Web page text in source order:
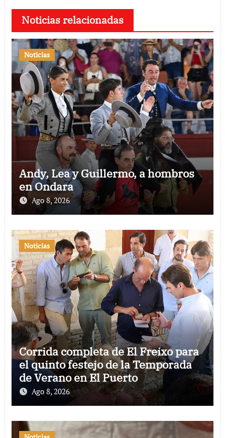
Noticias relacionadas
Noticias
Andy, Lea y Guillermo, a hombros
en Ondara
Ago 8, 2026
Noticias
Corrida completa de El Freixo para
el quinto festejo de la Temporada
de Verano en El Puerto
Ago 8, 2026